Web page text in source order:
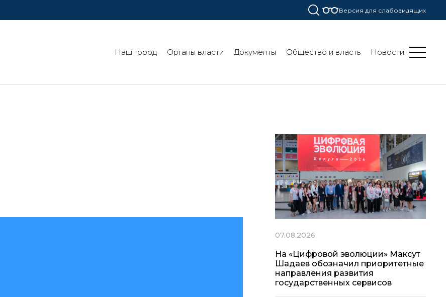
Версия для слабовидящих
Наш город Органы власти Документы Общество и власть Новости
07.08.2026
На «Цифровой эволюции» Максут
Шадаев обозначил приоритетные
направления развития
государственных сервисов